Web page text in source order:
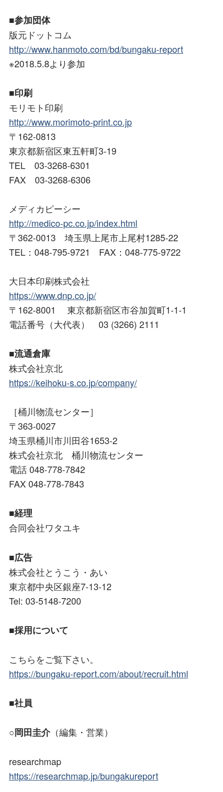
■参加団体
版元ドットコム
http://www.hanmoto.com/bd/bungaku-report
※2018.5.8より参加
■印刷
モリモト印刷
http://www.morimoto-print.co.jp
〒162-0813
東京都新宿区東五軒町3-19
TEL 03-3268-6301
FAX 03-3268-6306
メディカピーシー
http://medico-pc.co.jp/index.html
〒362-0013 埼玉県上尾市上尾村1285-22
TEL：048-795-9721 FAX：048-775-9722
大日本印刷株式会社
https://www.dnp.co.jp/
〒162-8001 東京都新宿区市谷加賀町1-1-1
電話番号（大代表） 03 (3266) 2111
■流通倉庫
株式会社京北
https://keihoku-s.co.jp/company/
［桶川物流センター］
〒363-0027
埼玉県桶川市川田谷1653-2
株式会社京北 桶川物流センター
電話 048-778-7842
FAX 048-778-7843
■経理
合同会社ワタユキ
■広告
株式会社とうこう・あい
東京都中央区銀座7-13-12
Tel: 03-5148-7200
■採用について
こちらをご覧下さい。
https://bungaku-report.com/about/recruit.html
■社員
○岡田圭介（編集・営業）
researchmap
https://researchmap.jp/bungakureport